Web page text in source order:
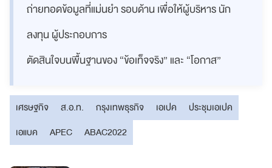
ถ่ายทอดข้อมูลที่แม่นยำ รอบด้าน เพื่อให้ผู้บริหาร นัก
ลงทุน ผู้ประกอบการ
ตัดสินใจบนพื้นฐานของ “ข้อเท็จจริง” และ “โอกาส”
เศรษฐกิจ ส.อ.ท. กรุงเทพธุรกิจ เอเปค
ประชุมเอเปค
เอแบค
APEC ABAC2022